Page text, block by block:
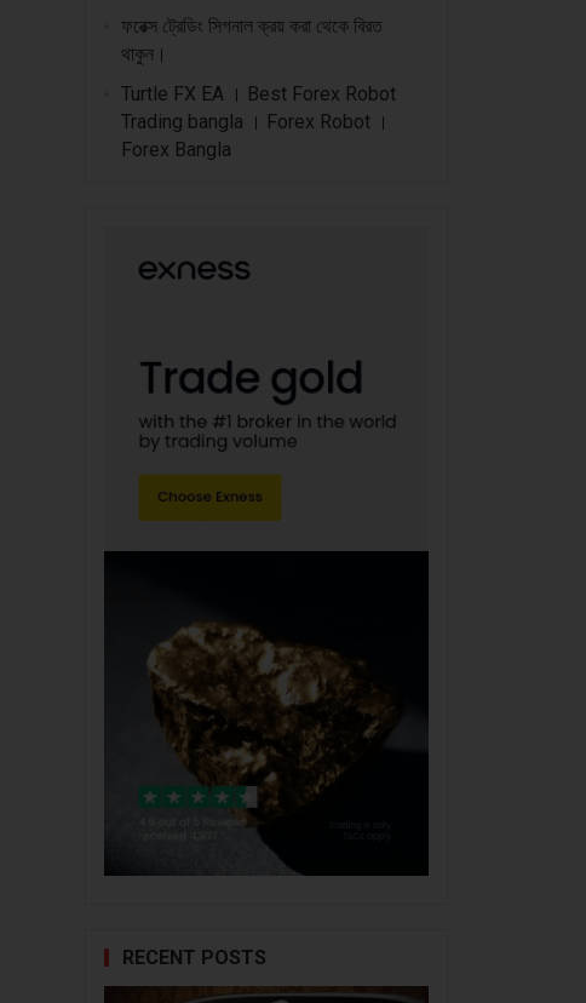
ফরেক্স ট্রেডিং সিগনাল ক্রয় করা থেকে বিরত
থাকুন।
Turtle FX EA । Best Forex Robot
Trading bangla । Forex Robot ।
Forex Bangla
RECENT POSTS